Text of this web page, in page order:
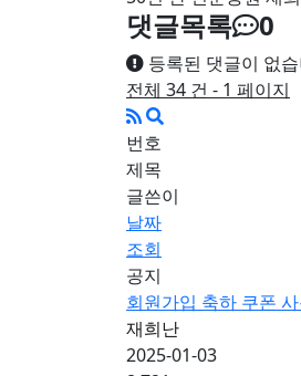
댓글목록 0
등록된 댓글이 없
전체 34 건 - 1 페이지
번호
제목
글쓴이
날짜
조회
공지
회원가입 축하 쿠폰
재희난
2025-01-03